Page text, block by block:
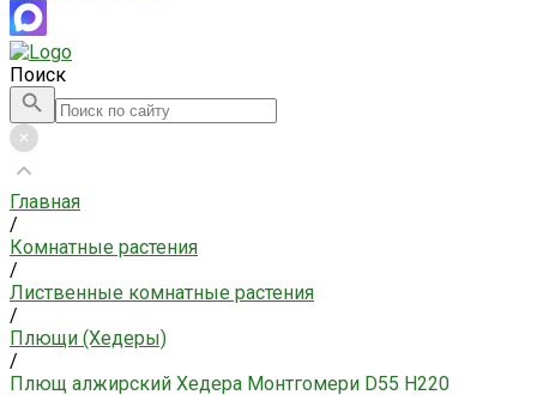
Поиск
Главная
/
Комнатные растения
/
Лиственные комнатные растения
/
Плющи (Хедеры)
/
Плющ алжирский Хедера Монтгомери D55 H220